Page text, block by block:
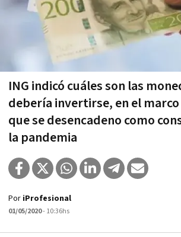
ING indicó cuáles son las
debería invertirse, en el
que se desencadeno como
la pandemia
Por iProfesional
01/05/2020- 10:36hs